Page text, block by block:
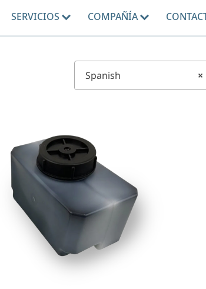
SERVICIOS COMPAÑÍA
×
Spanish